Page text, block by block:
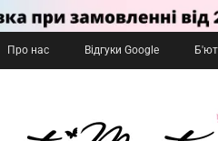
Про нас Відгуки Google